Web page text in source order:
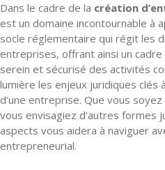
Dans le cadre de la création
est un domaine incontournable à
socle réglementaire qui régit les
entreprises, offrant ainsi un
serein et sécurisé des activités
lumière les enjeux juridiques clés
d’une entreprise. Que vous
vous envisagiez d’autres formes
aspects vous aidera à naviguer
entrepreneurial.